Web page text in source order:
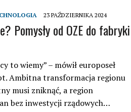
23 PAŹDZIERNIKA 2024
Pomysły od OZE do fabryki
to wiemy” – mówił europoseł
Ambitna transformacja regionu
musi zniknąć, a region
bez inwestycji rządowych…